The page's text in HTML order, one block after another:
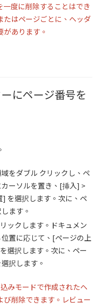
度に削除することはでき
たはページごとに、ヘッダ
あります。
にページ番号を
をダブル クリックし、ペ
ーソルを置き、[挿入] >
を選択します。次に、ペ
ます。
ックします。ドキュメン
置に応じて、[ページの上
選択します。次に、ペー
択します。
みモードで作成されたヘ
び削除できます。レビュー